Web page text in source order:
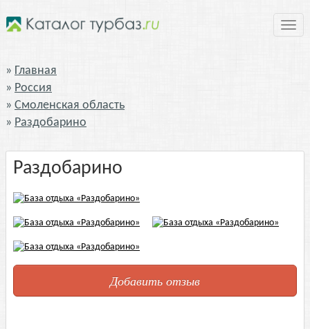
Главная
Россия
Смоленская область
Раздобарино
Раздобарино
Добавить отзыв